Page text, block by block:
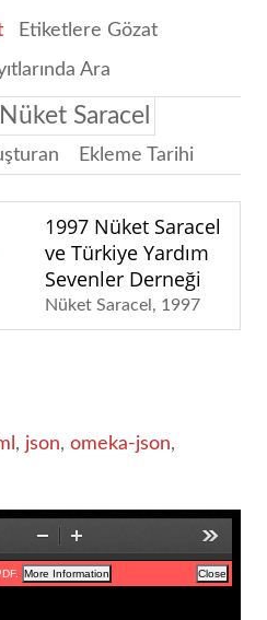
Etiketlere Gözat
Ara
Saracel
Ekleme Tarihi
1997 Nüket Saracel
ve Türkiye Yardım
Sevenler Derneği
Nüket Saracel 1997
, json, omeka-json,